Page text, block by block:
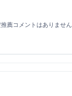
推薦コメントはありません